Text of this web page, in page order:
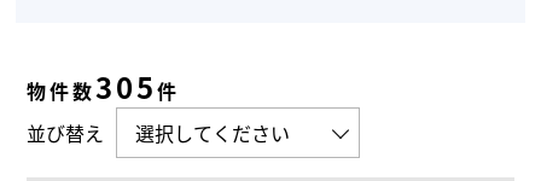
物件数305件
並び替え